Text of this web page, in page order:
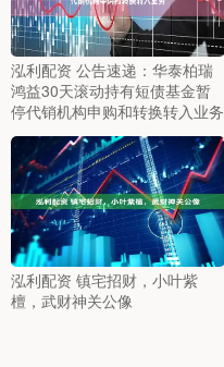
泓利配资 公告速递：华泰柏瑞
鸿益30天滚动持有短债基金暂
停代销机构申购和转换转入业务
泓利配资 镇宅招财，小叶紫
檀，武财神关公像